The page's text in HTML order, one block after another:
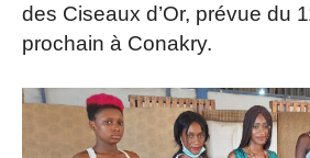
des Ciseaux d’Or, prévue du
prochain à Conakry.